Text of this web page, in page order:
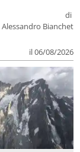
di
Alessandro Bianchet
il 06/08/2026